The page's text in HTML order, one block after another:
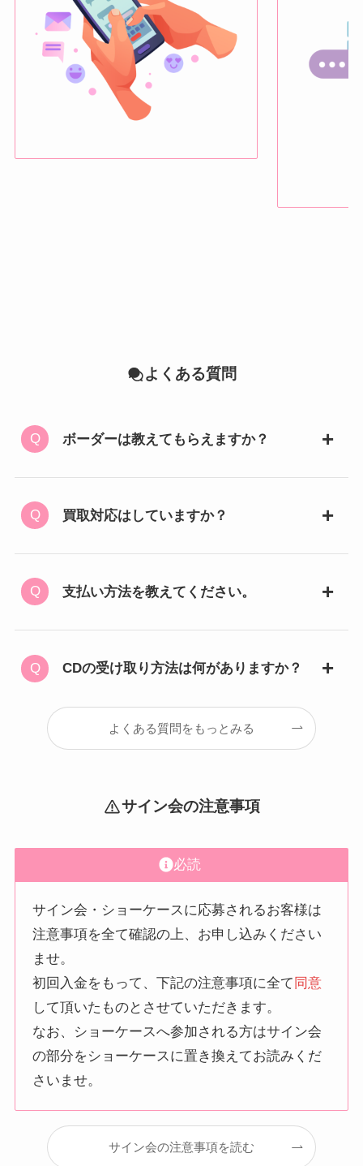
よくある質問
ボーダーは教えてもらえますか？
買取対応はしていますか？
支払い方法を教えてください。
CDの受け取り方法は何がありますか？
よくある質問をもっとみる
サイン会の注意事項
必読
サイン会・ショーケースに応募されるお客様は
注意事項を全て確認の上、お申し込みください
ませ。
初回入金をもって、下記の注意事項に全て 同意
して頂いたものとさせていただきます。
なお、ショーケースへ参加される方はサイン会
の部分をショーケースに置き換えてお読みくだ
さいませ。
サイン会の注意事項を読む